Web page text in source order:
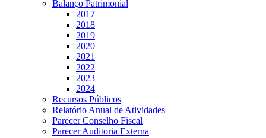
Balanço Patrimonial
2017
2018
2019
2020
2021
2022
2023
2024
Recursos Públicos
Relatório Anual de Atividades
Parecer Conselho Fiscal
Parecer Auditoria Externa